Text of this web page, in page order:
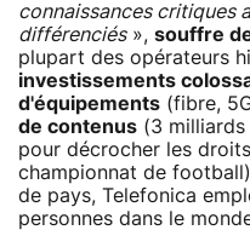
connaissances critiques
différenciés», souffre
plupart des opérateurs
investissements
d'équipements (fibre,
de contenus (3 milliards
pour décrocher les
championnat de
de pays, Telefonica
personnes dans le